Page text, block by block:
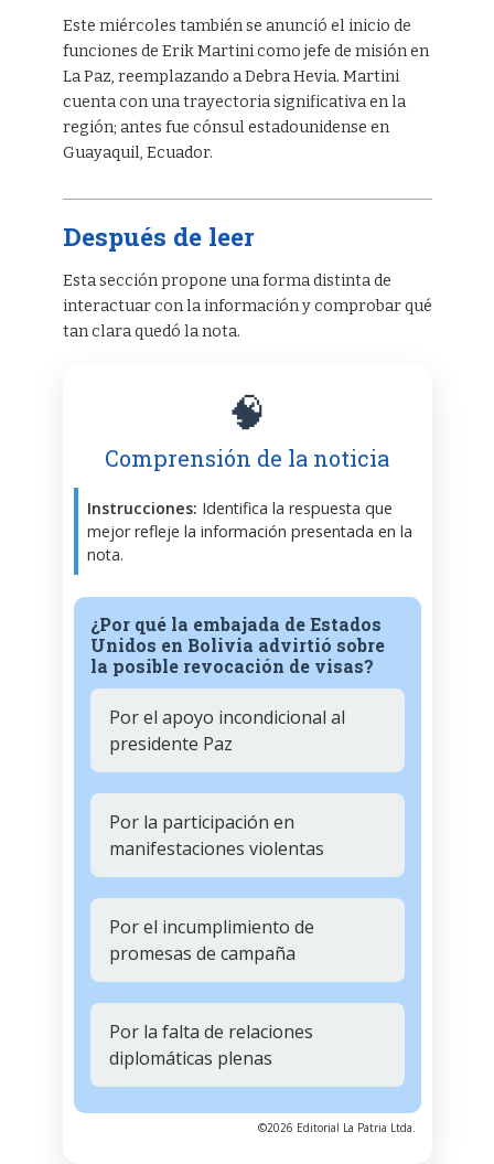
Este miércoles también se anunció el inicio de
funciones de Erik Martini como jefe de misión en
La Paz, reemplazando a Debra Hevia. Martini
cuenta con una trayectoria significativa en la
región; antes fue cónsul estadounidense en
Guayaquil, Ecuador.
Después de leer
Esta sección propone una forma distinta de
interactuar con la información y comprobar qué
tan clara quedó la nota.
🧠
Comprensión de la noticia
Instrucciones: Identifica la respuesta que
mejor refleje la información presentada en la
nota.
¿Por qué la embajada de Estados
Unidos en Bolivia advirtió sobre
la posible revocación de visas?
Por el apoyo incondicional al
presidente Paz
Por la participación en
manifestaciones violentas
Por el incumplimiento de
promesas de campaña
Por la falta de relaciones
diplomáticas plenas
©2026 Editorial La Patria Ltda.